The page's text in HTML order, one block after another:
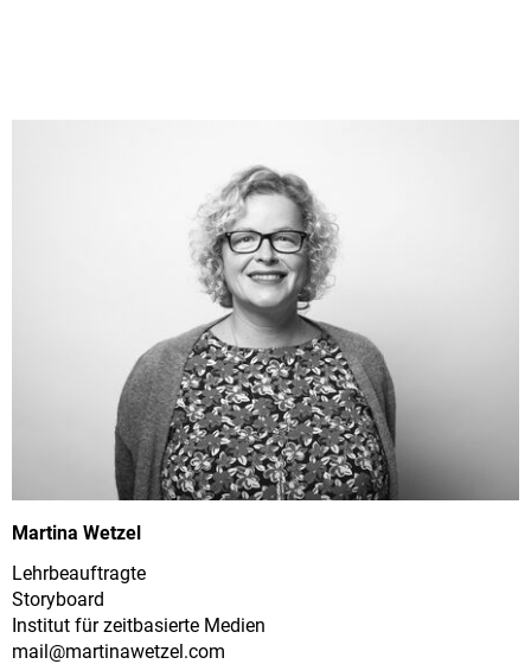
Martina Wetzel
Lehrbeauftragte
Storyboard
Institut für zeitbasierte Medien
mail@martinawetzel.com